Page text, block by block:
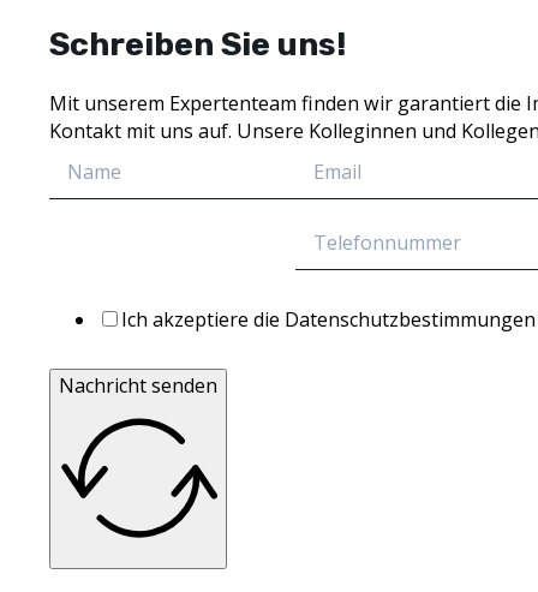
Schreiben Sie uns!
Mit unserem Expertenteam finden wir garantiert die
Kontakt mit uns auf. Unsere Kolleginnen und
Ich akzeptiere die Datenschutzbestimmungen
Nachricht senden